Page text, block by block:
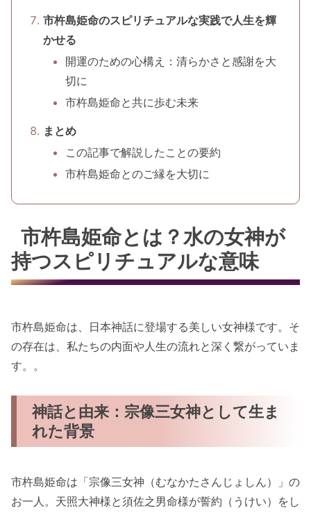
市杵島姫命のスピリチュアルな実践で人生を輝
かせる
開運のための心構え：清らかさと感謝を大
切に
市杵島姫命と共に歩む未来
まとめ
この記事で解説したことの要約
市杵島姫命とのご縁を大切に
市杵島姫命とは？水の女神が
持つスピリチュアルな意味
市杵島姫命は、日本神話に登場する美しい女神様です。そ
の存在は、私たちの内面や人生の流れと深く繋がっていま
す。。
神話と由来：宗像三女神として生ま
れた背景
市杵島姫命は「宗像三女神（むなかたさんじょしん）」の
お一人。天照大神様と須佐之男命様が誓約（うけい）をし